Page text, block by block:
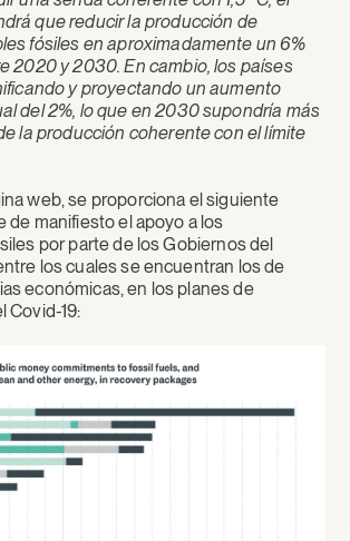
que reducir la producción de
fósiles en aproximadamente un 6%
2020 y 2030. En cambio, los países
y proyectando un aumento
del 2%, lo que en 2030 supondría más
la producción coherente con el límite
web, se proporciona el siguiente
de manifiesto el apoyo a los
por parte de los Gobiernos del
los cuales se encuentran los de
económicas, en los planes de
Covid-19: